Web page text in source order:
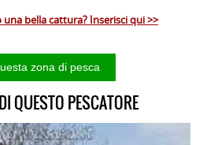
bella cattura? Inserisci qui >>
QUESTO PESCATORE